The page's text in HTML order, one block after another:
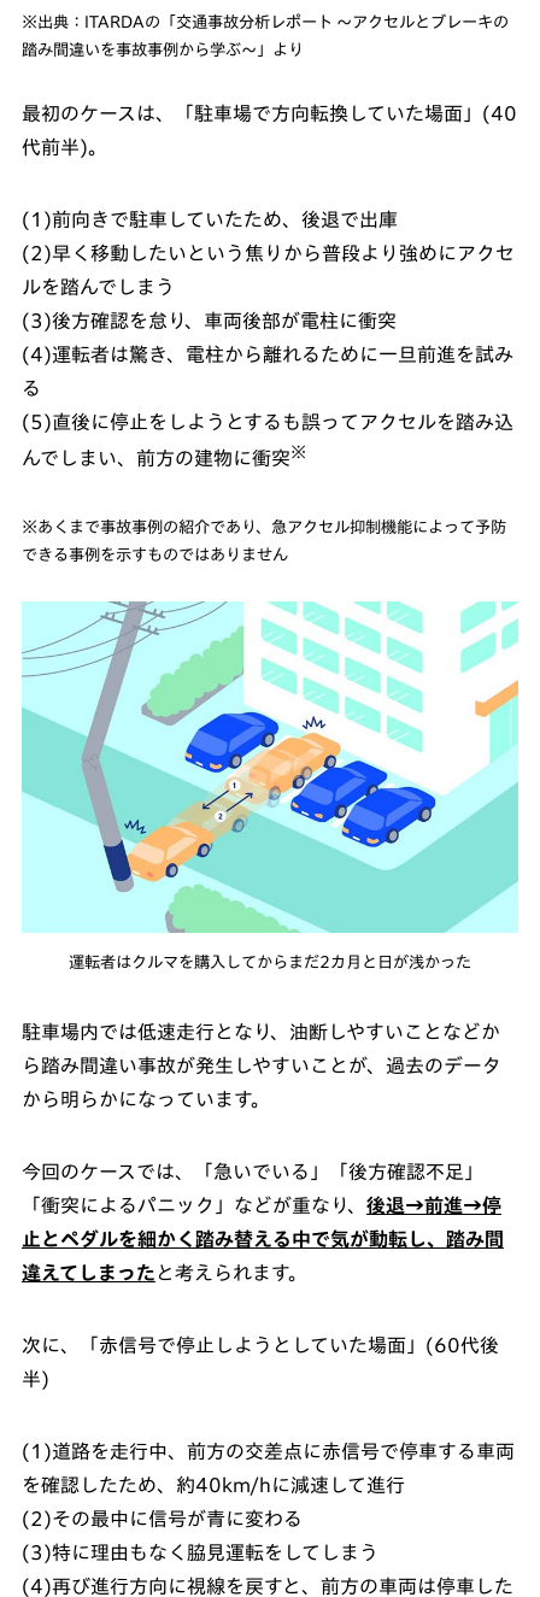
※出典：ITARDAの「交通事故分析レポート ～アクセルとブレーキの
踏み間違いを事故事例から学ぶ～」より
最初のケースは、「駐車場で方向転換していた場面」(40
代前半)。
(1)前向きで駐車していたため、後退で出庫
(2)早く移動したいという焦りから普段より強めにアクセ
ルを踏んでしまう
(3)後方確認を怠り、車両後部が電柱に衝突
(4)運転者は驚き、電柱から離れるために一旦前進を試み
る
(5)直後に停止をしようとするも誤ってアクセルを踏み込
んでしまい、前方の建物に衝突※
※あくまで事故事例の紹介であり、急アクセル抑制機能によって予防
できる事例を示すものではありません
運転者はクルマを購入してからまだ2カ月と日が浅かった
駐車場内では低速走行となり、油断しやすいことなどか
ら踏み間違い事故が発生しやすいことが、過去のデータ
から明らかになっています。
今回のケースでは、「急いでいる」「後方確認不足」
「衝突によるパニック」などが重なり、 後退→前進→停
止とペダルを細かく踏み替える中で気が動転し、踏み間
違えてしまった と考えられます。
次に、「赤信号で停止しようとしていた場面」(60代後
半)
(1)道路を走行中、前方の交差点に赤信号で停車する車両
を確認したため、約40km/hに減速して進行
(2)その最中に信号が青に変わる
(3)特に理由もなく脇見運転をしてしまう
(4)再び進行方向に視線を戻すと、前方の車両は停車した